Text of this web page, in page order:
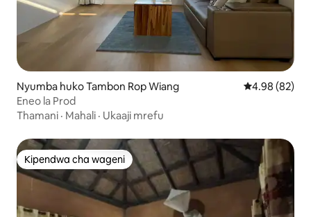
Nyumba huko Tambon Rop Wiang Ukadiriaji wa
4.98 (82)
Eneo la Prod
Thamani · Mahali · Ukaaji mrefu
Kipendwa cha wageni
Kipendwa cha wageni